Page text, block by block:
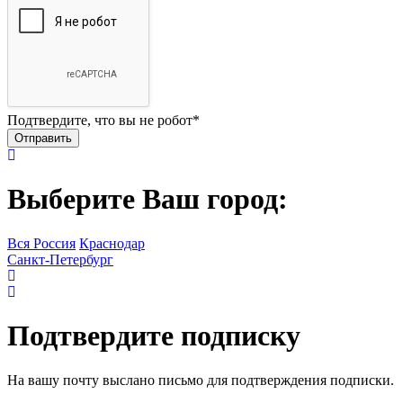
Подтвердите, что вы не робот*
Выберите Ваш город:
Вся Россия Краснодар
Санкт-Петербург
Подтвердите подписку
На вашу почту выслано письмо для подтверждения подписки.